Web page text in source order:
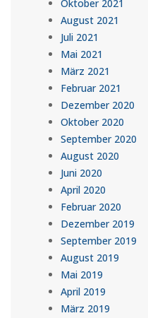
Oktober 2021
August 2021
Juli 2021
Mai 2021
März 2021
Februar 2021
Dezember 2020
Oktober 2020
September 2020
August 2020
Juni 2020
April 2020
Februar 2020
Dezember 2019
September 2019
August 2019
Mai 2019
April 2019
März 2019